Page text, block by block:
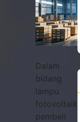
Dalam
bidang
lampu
fotovoltaik,
pembeli